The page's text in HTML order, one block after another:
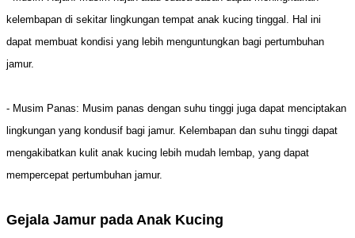
kelembapan di sekitar lingkungan tempat anak kucing tinggal. Hal ini
dapat membuat kondisi yang lebih menguntungkan bagi pertumbuhan
jamur.
- Musim Panas: Musim panas dengan suhu tinggi juga dapat menciptakan
lingkungan yang kondusif bagi jamur. Kelembapan dan suhu tinggi dapat
mengakibatkan kulit anak kucing lebih mudah lembap, yang dapat
mempercepat pertumbuhan jamur.
Gejala Jamur pada Anak Kucing